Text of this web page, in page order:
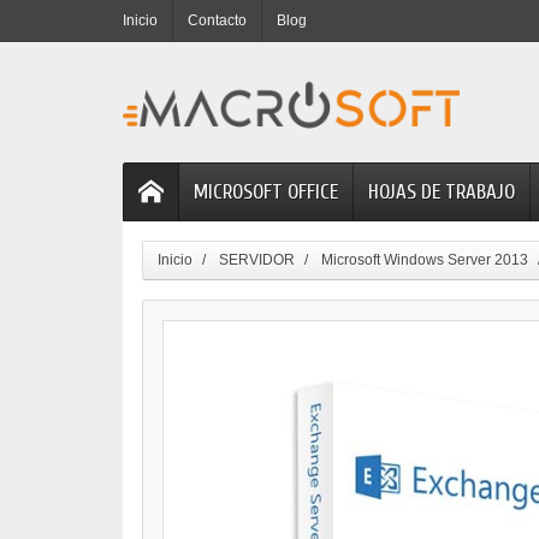
Inicio Contacto Blog
MICROSOFT OFFICE HOJAS DE TRABAJO
Inicio SERVIDOR Microsoft Windows Server 2013